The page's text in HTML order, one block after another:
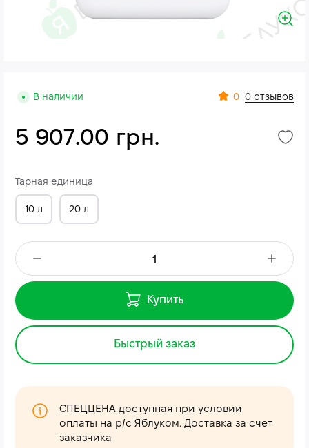
В наличии 0 0 отзывов
5 907.00 грн.
Тарная единица
10 л 20 л
Купить
Быстрый заказ
СПЕЦЦЕНА доступная при условии
оплаты на р/с Яблуком. Доставка за счет
заказчика